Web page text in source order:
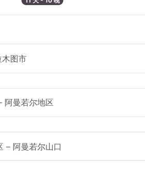
木图市
阿曼若尔地区
– 阿曼若尔山口